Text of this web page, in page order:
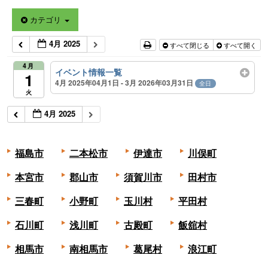
カテゴリ
4月 2025 すべて閉じる すべて開く
4月
1
火
イベント情報一覧
4月 2025年04月1日 - 3月 2026年03月31日 全日
4月 2025
福島市 二本松市 伊達市 川俣町
本宮市 郡山市 須賀川市 田村市
三春町 小野町 玉川村 平田村
石川町 浅川町 古殿町 飯舘村
相馬市 南相馬市 葛尾村 浪江町